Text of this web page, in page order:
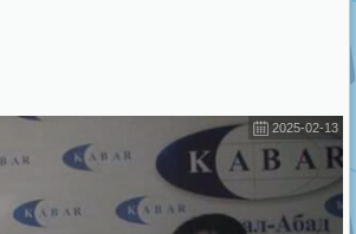
2025-02-13